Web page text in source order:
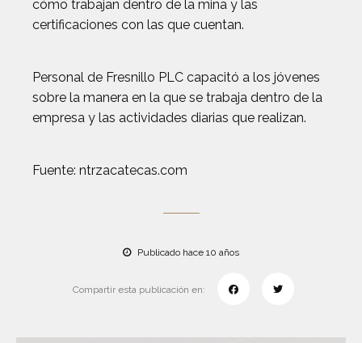
cómo trabajan dentro de la mina y las
certificaciones con las que cuentan.
Personal de Fresnillo PLC capacitó a los jóvenes
sobre la manera en la que se trabaja dentro de la
empresa y las actividades diarias que realizan.
Fuente: ntrzacatecas.com
Publicado hace 10 años
Compartir esta publicación en: